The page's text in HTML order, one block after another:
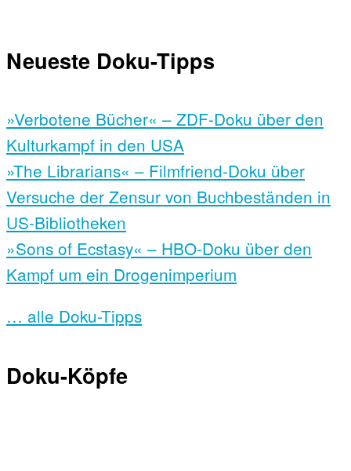
Neueste Doku-Tipps
»Verbotene Bücher« – ZDF-Doku über den
Kulturkampf in den USA
»The Librarians« – Filmfriend-Doku über
Versuche der Zensur von Buchbeständen in
US-Bibliotheken
»Sons of Ecstasy« – HBO-Doku über den
Kampf um ein Drogenimperium
… alle Doku-Tipps
Doku-Köpfe